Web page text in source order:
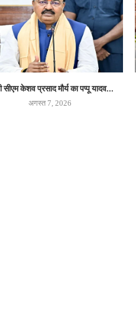
सीएम केशव प्रसाद मौर्य का पप्पू यादव...
अगस्त 7, 2026